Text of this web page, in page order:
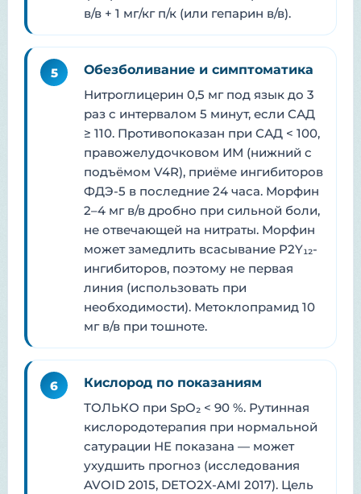
в/в + 1 мг/кг п/к (или гепарин в/в).
5
Обезболивание и симптоматика
Нитроглицерин 0,5 мг под язык до 3
раз с интервалом 5 минут, если САД
≥ 110. Противопоказан при САД < 100,
правожелудочковом ИМ (нижний с
подъёмом V4R), приёме ингибиторов
ФДЭ-5 в последние 24 часа. Морфин
2–4 мг в/в дробно при сильной боли,
не отвечающей на нитраты. Морфин
может замедлить всасывание P2Y₁₂-
ингибиторов, поэтому не первая
линия (использовать при
необходимости). Метоклопрамид 10
мг в/в при тошноте.
6
Кислород по показаниям
ТОЛЬКО при SpO₂ < 90 %. Рутинная
кислородотерапия при нормальной
сатурации НЕ показана — может
ухудшить прогноз (исследования
AVOID 2015, DETO2X-AMI 2017). Цель